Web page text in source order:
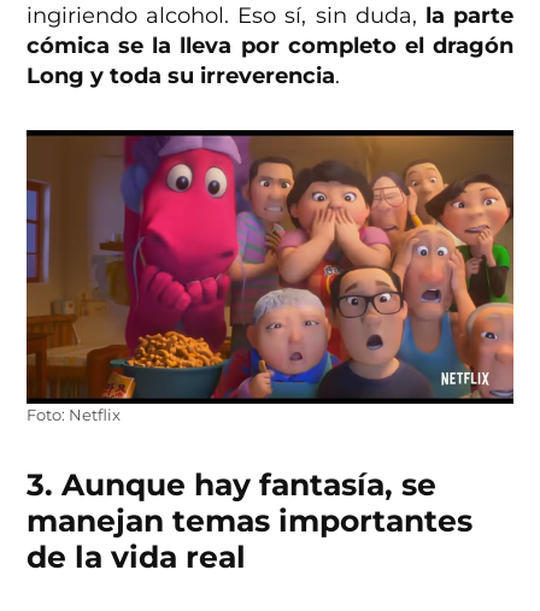
ingiriendo alcohol. Eso sí, sin duda, la parte
cómica se la lleva por completo el dragón
Long y toda su irreverencia.
Foto: Netflix
3. Aunque hay fantasía, se
manejan temas importantes
de la vida real